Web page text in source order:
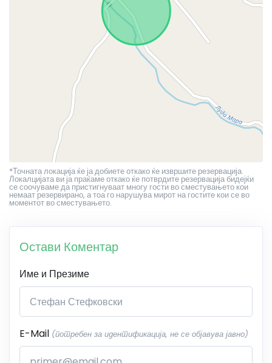
*Точната локација ќе ја добиете откако ќе извршите резервација.
Локалцијата ви ја праќаме откако ќе потврдите резервација бидејќи
се соочуваме да пристигнуваат многу гости во сместувањето кои
немаат резервирано, а тоа го нарушува мирот на гостите кои се во
моментот во сместувањето.
Остави Коментар
Име и Презиме
E-Mail (потребен за идентификација, не се објавува јавно)